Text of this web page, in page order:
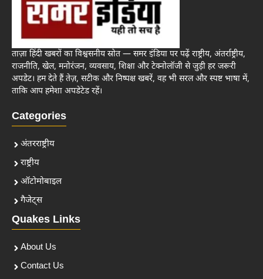
ताज़ा हिंदी खबरों का विश्वसनीय स्रोत — समर इंडिया पर पढ़ें राष्ट्रीय, अंतर्राष्ट्रीय,
राजनीति, खेल, मनोरंजन, व्यवसाय, शिक्षा और टेक्नोलॉजी से जुड़ी हर जरूरी
अपडेट। हम देते हैं तेज़, सटीक और निष्पक्ष खबरें, वह भी सरल और स्पष्ट भाषा में,
ताकि आप हमेशा अपडेटेड रहें।
Categories
अंतरराष्ट्रीय
राष्ट्रीय
ऑटोमोबाइल
गैजेट्स
Quakes Links
About Us
Contact Us